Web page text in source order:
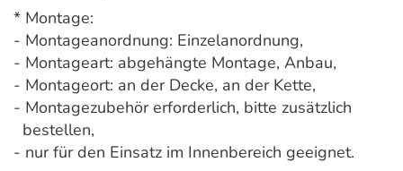
* Montage:
- Montageanordnung: Einzelanordnung,
- Montageart: abgehängte Montage, Anbau,
- Montageort: an der Decke, an der Kette,
- Montagezubehör erforderlich, bitte zusätzlich
bestellen,
- nur für den Einsatz im Innenbereich geeignet.